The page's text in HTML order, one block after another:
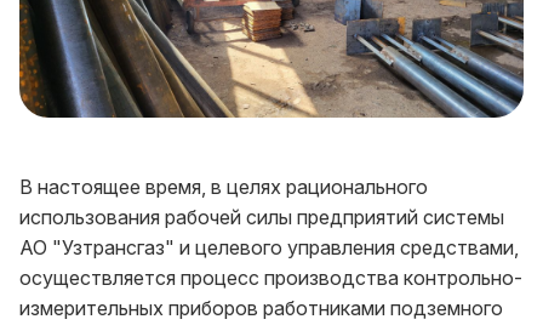
В настоящее время, в целях рационального
использования рабочей силы предприятий системы
АО "Узтрансгаз" и целевого управления средствами,
осуществляется процесс производства контрольно-
измерительных приборов работниками подземного